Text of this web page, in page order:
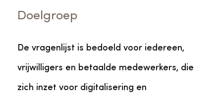
Doelgroep
De vragenlijst is bedoeld voor iedereen,
vrijwilligers en betaalde medewerkers, die
zich inzet voor digitalisering en